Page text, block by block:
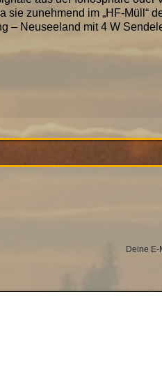
zunehmend im „HF-Müll“
– Neuseeland mit 4 W
Deine